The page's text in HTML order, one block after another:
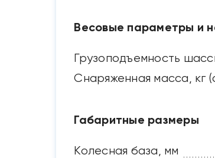
Весовые параметры и
Грузоподъемность
Снаряженная масса, кг
Габаритные размеры
Колесная база, мм